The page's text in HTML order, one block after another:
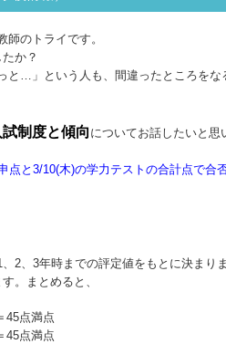
のトライです。
か？
と…」という人も、間違ったところをな
制度と傾向 についてお話したいと思
点と3/10(木)の学力テストの合計点で合
2、3年時までの評定値をもとに決まりま
。まとめると、
点満点
点満点